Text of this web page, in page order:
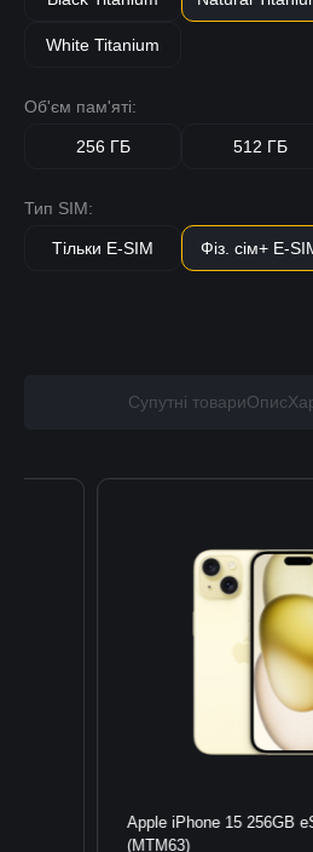
White Titanium
Об'єм пам'яті:
256 ГБ 512 ГБ
Тип SIM:
Тільки E-SIM Фіз. сім+ E-
Супутні товариОпис
Apple iPhone 15 256GB
(MTM63)